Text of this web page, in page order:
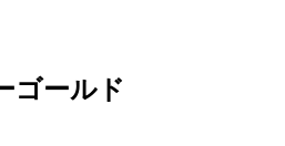
ゴールド